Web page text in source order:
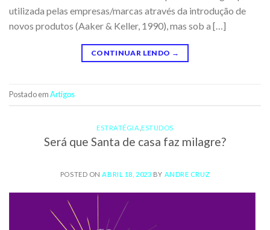
utilizada pelas empresas/marcas através da introdução de
novos produtos (Aaker & Keller, 1990), mas sob a […]
CONTINUAR LENDO →
Postado emArtigos
ESTRATÉGIA ESTUDOS
Será que Santa de casa faz milagre?
POSTED ONABRIL 18, 2023 BY ANDRE CRUZ